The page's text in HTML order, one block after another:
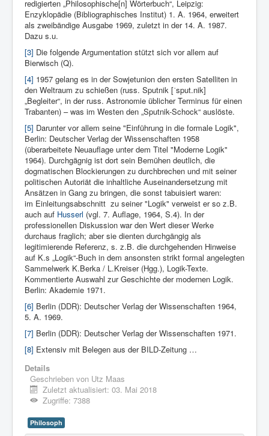
redigierten „Philosophische[n] Wörterbuch“, Leipzig:
Enzyklopädie (Bibliographisches Institut) 1. A. 1964, erweitert
als zweibändige Ausgabe 1969, zuletzt in der 14. A. 1987.
Dazu s.u.
[3] Die folgende Argumentation stützt sich vor allem auf
Bierwisch (Q).
[4] 1957 gelang es in der Sowjetunion den ersten Satelliten in
den Weltraum zu schießen (russ. Sputnik [ˈsput.nik]
„Begleiter“, in der russ. Astronomie üblicher Terminus für einen
Trabanten) – was im Westen den „Sputnik-Schock“ auslöste.
[5] Darunter vor allem seine "Einführung in die formale Logik",
Berlin: Deutscher Verlag der Wissenschaften 1958
(überarbeitete Neuauflage unter dem Titel "Moderne Logik"
1964). Durchgägnig ist dort sein Bemühen deutlich, die
dogmatischen Blockierungen zu durchbrechen und mit seiner
politischen Autoriät die inhaltliche Auseinandersetzung mit
Ansätzen in Gang zu bringen, die sonst tabuisiert waren:
im Einleitungsabschnitt zu seiner "Logik" verweist er so z.B.
auch auf Husserl (vgl. 7. Auflage, 1964, S.4). In der
professionellen Diskussion war den Wert dieser Werke
durchaus fraglich; aber sie dienten durchgängig als
legitimierende Referenz, s. z.B. die durchgehenden Hinweise
auf K.s „Logik“-Buch in dem ansonsten strikt formal angelegten
Sammelwerk K.Berka / L.Kreiser (Hgg.), Logik-Texte.
Kommentierte Auswahl zur Geschichte der modernen Logik.
Berlin: Akademie 1971.
[6] Berlin (DDR): Deutscher Verlag der Wissenschaften 1964,
5. A. 1969.
[7] Berlin (DDR): Deutscher Verlag der Wissenschaften 1971.
[8] Extensiv mit Belegen aus der BILD-Zeitung …
Details
Geschrieben von Utz Maas
Zuletzt aktualisiert: 03. Mai 2018
Zugriffe: 7388
Philosoph